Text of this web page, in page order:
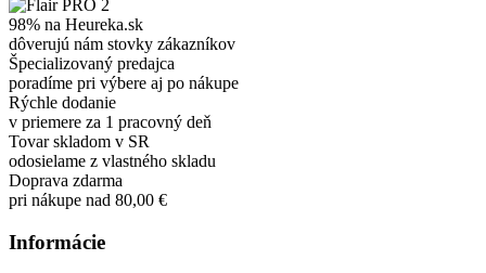
98% na Heureka.sk
dôverujú nám stovky zákazníkov
Špecializovaný predajca
poradíme pri výbere aj po nákupe
Rýchle dodanie
v priemere za 1 pracovný deň
Tovar skladom v SR
odosielame z vlastného skladu
Doprava zdarma
pri nákupe nad 80,00 €
Informácie